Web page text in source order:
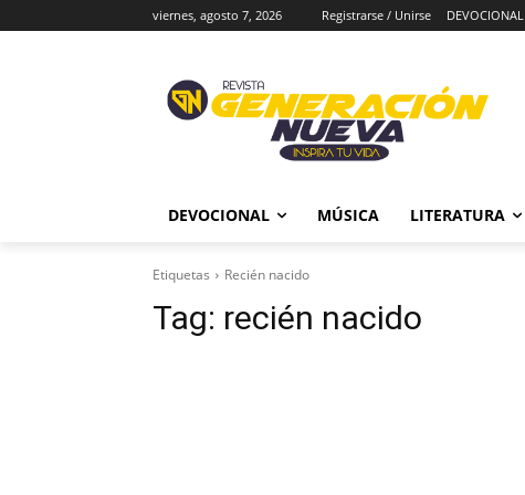
viernes, agosto 7, 2026 Registrarse / Unirse DEVOCIONAL
DEVOCIONAL MÚSICA LITERATURA
Etiquetas Recién nacido
Tag: recién nacido